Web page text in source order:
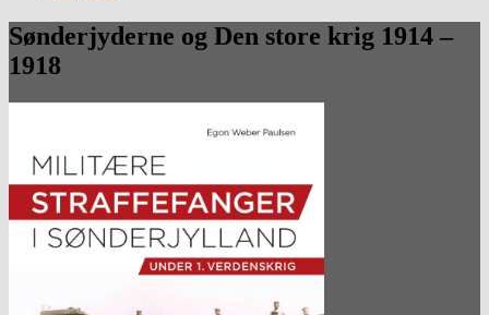
Sønderjyderne og Den store krig 1914 –
1918